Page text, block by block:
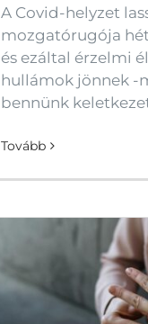
A Covid-helyzet
mozgatórugója
és ezáltal érzelmi
hullámok jönnek -
bennünk
Tovább